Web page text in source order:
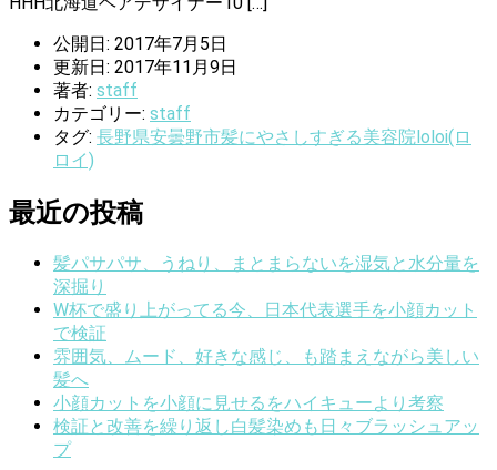
公開日: 2017年7月5日
更新日: 2017年11月9日
著者: staff
カテゴリー: staff
タグ: 長野県安曇野市髪にやさしすぎる美容院loloi(ロ
ロイ)
最近の投稿
髪パサパサ、うねり、まとまらないを湿気と水分量を
深掘り
W杯で盛り上がってる今、日本代表選手を小顔カット
で検証
雰囲気、ムード、好きな感じ、も踏まえながら美しい
髪へ
小顔カットを小顔に見せるをハイキューより考察
検証と改善を繰り返し白髪染めも日々ブラッシュアッ
プ